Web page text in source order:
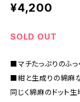
¥4,200
SOLD OUT
■マチたっぷりのふっ
■紺と生成りの綿麻
同じく綿麻のドット生